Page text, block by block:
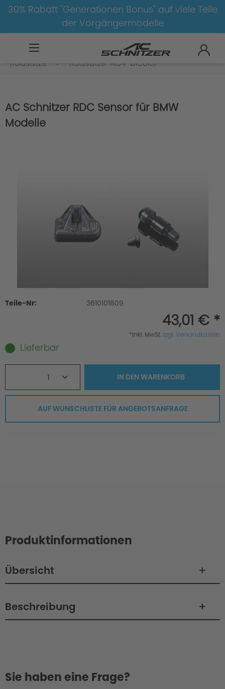
30% Rabatt "Generationen Bonus" auf viele Teile
der Vorgängermodelle
4er-G22/G23
Radsätze
Radsätze-AC4-bicolor
AC Schnitzer RDC Sensor für BMW
Modelle
Teile-Nr: 3610101809
43,01 € *
*inkl. MwSt.zzgl. Versandkosten
Lieferbar
1 IN DENWARENKORB
AUF WUNSCHLISTE FÜR ANGEBOTSANFRAGE
Produktinformationen
Übersicht
Beschreibung
Sie haben eine Frage?